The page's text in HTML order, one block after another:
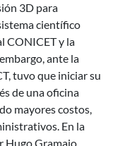
3D para
científico
CONICET y la
ante la
tuvo que iniciar su
de una oficina
mayores costos,
En la
Hugo Gramajo,